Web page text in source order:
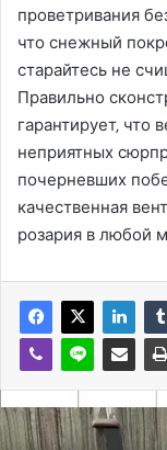
проветривания
что снежный
старайтесь не
Правильно
гарантирует‚ что
неприятных
почерневших
качественная
розария в любой